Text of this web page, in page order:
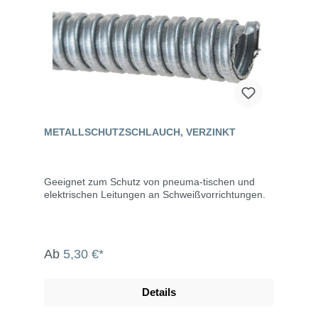
METALLSCHUTZSCHLAUCH, VERZINKT
Geeignet zum Schutz von pneuma-tischen und
elektrischen Leitungen an Schweißvorrichtungen.
Ab 5,30 €*
Details